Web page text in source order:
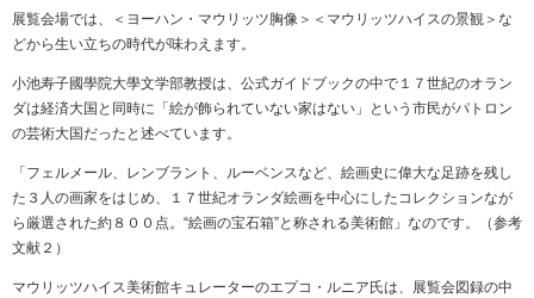
展覧会場では、＜ヨーハン・マウリッツ胸像＞＜マウリッツハイスの景観＞な
どから生い立ちの時代が味わえます。
小池寿子國學院大學文学部教授は、公式ガイドブックの中で１７世紀のオラン
ダは経済大国と同時に「絵が飾られていない家はない」という市民がパトロン
の芸術大国だったと述べています。
「フェルメール、レンブラント、ルーベンスなど、絵画史に偉大な足跡を残し
た３人の画家をはじめ、１７世紀オランダ絵画を中心にしたコレクションなが
ら厳選された約８００点。“絵画の宝石箱”と称される美術館」なのです。（参考
文献２）
マウリッツハイス美術館キュレーターのエプコ・ルニア氏は、展覧会図録の中